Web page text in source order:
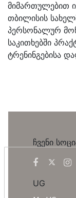
მიმართულებით
თბილისის
პერსონალურ
საკითხებში
ტრენინგებისა
ჩვენი
UG